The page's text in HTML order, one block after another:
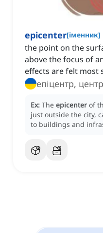
epicenter[іменник]
the point on the
above the focus of
effects are felt most
епіцентр, центр
Ex: The epicenter of
just outside the city,
to buildings and